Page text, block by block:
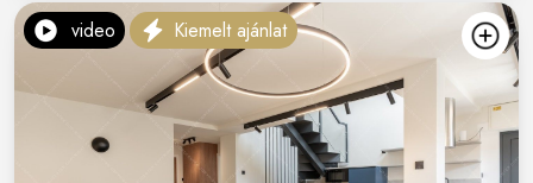
video Kiemelt ajánlat